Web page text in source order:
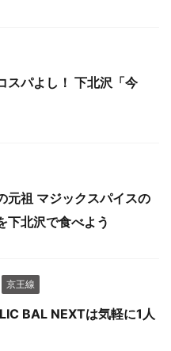
スパよし！ 下北沢「今
元祖 マジックスパイスの
下北沢で食べよう
京王線
BAL NEXTは気軽に1人